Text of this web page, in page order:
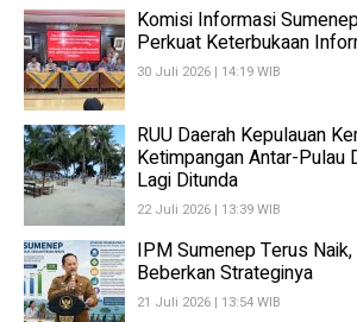
Komisi Informasi
Perkuat Keterbukaan
30 Juli 2026 | 14:19 WIB
RUU Daerah Kepulauan
Ketimpangan Antar-Pulau
Lagi Ditunda
22 Juli 2026 | 13:39 WIB
IPM Sumenep Terus
Beberkan Strateginya
21 Juli 2026 | 13:54 WIB